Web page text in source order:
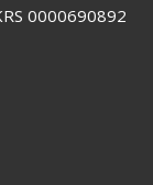
0000690892